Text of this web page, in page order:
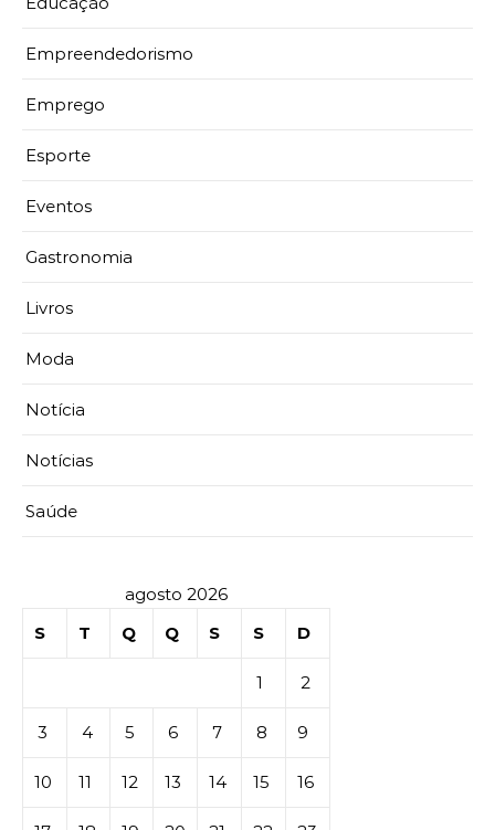
Empreendedorismo
Emprego
Esporte
Eventos
Gastronomia
Livros
Moda
Notícia
Notícias
Saúde
agosto 2026
S
T Q Q S S D
1 2
3 4 5 6 7 8 9
10 11 12 13 14 15 16